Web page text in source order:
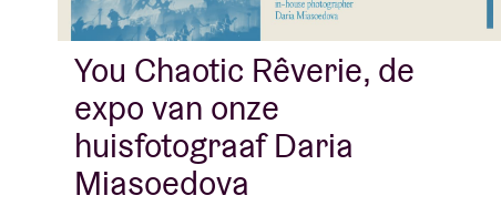
You Chaotic Rêverie, de
expo van onze
huisfotograaf Daria
Miasoedova